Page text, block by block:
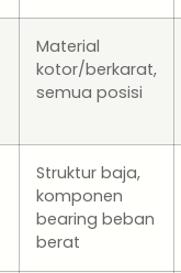
Material
kotor/berkarat,
semua posisi
Struktur baja,
komponen
bearing beban
berat